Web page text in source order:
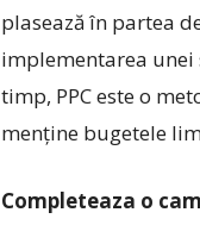
plasează în partea
implementarea unei
timp, PPC este o
menține bugetele
Completeaza o